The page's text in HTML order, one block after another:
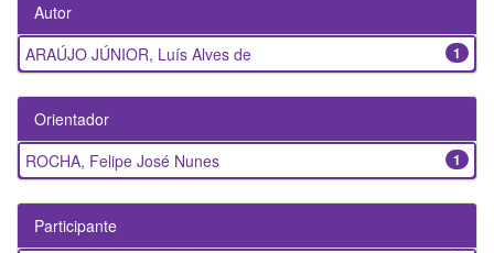
Autor
1
ARAÚJO JÚNIOR, Luís Alves de
Orientador
1
ROCHA, Felipe José Nunes
Participante